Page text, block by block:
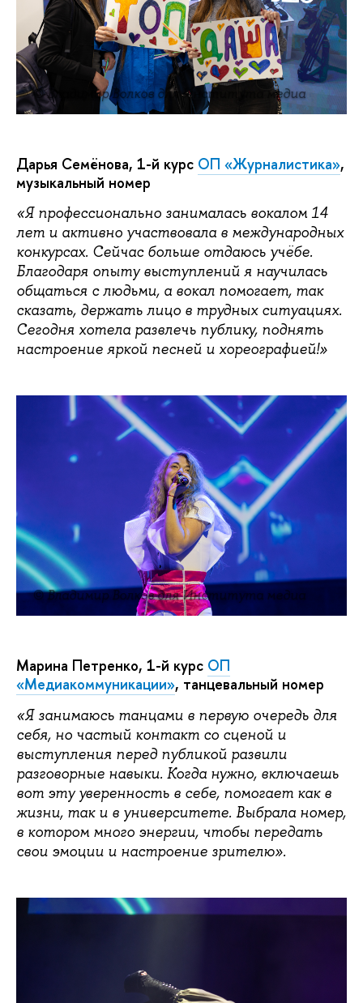
© Владимир Волков для Института медиа
Дарья Семёнова, 1-й курс ОП «Журналистика»,
музыкальный номер
«Я профессионально занималась вокалом 14
лет и активно участвовала в международных
конкурсах. Сейчас больше отдаюсь учёбе.
Благодаря опыту выступлений я научилась
общаться с людьми, а вокал помогает, так
сказать, держать лицо в трудных ситуациях.
Сегодня хотела развлечь публику, поднять
настроение яркой песней и хореографией!»
© Владимир Волков для Института медиа
Марина Петренко, 1-й курс ОП
«Медиакоммуникации», танцевальный номер
«Я занимаюсь танцами в первую очередь для
себя, но частый контакт со сценой и
выступления перед публикой развили
разговорные навыки. Когда нужно, включаешь
вот эту уверенность в себе, помогает как в
жизни, так и в университете. Выбрала номер,
в котором много энергии, чтобы передать
свои эмоции и настроение зрителю».